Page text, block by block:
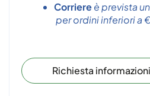
Corriereè prevista
per ordini inferiori a
Richiesta informazioni